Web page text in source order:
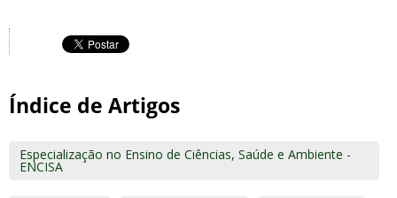
Índice de Artigos
Especialização no Ensino de Ciências, Saúde e Ambiente -
ENCISA